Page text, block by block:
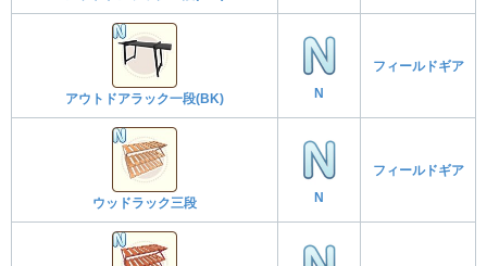
アウトドアラック一段(BK) N
フィールドギア
ウッドラック三段 N
フィールドギア